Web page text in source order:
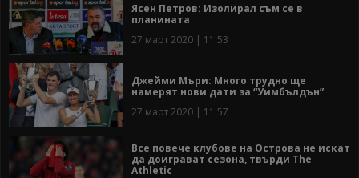
Ясен Петров: Изолирал съм се в
планината
27 март 2020 | 11:53
Джейми Мъри: Много трудно ще
намерят нови дати за “Уимбълдън”
27 март 2020 | 11:57
Все повече клубове на Острова не искат
да доиграват сезона, твърди The
Athletic